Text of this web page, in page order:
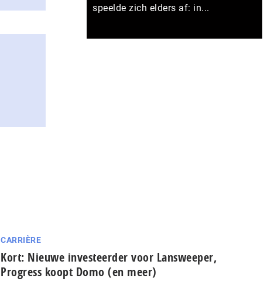
speelde zich elders af: in...
CARRIÈRE
Kort: Nieuwe investeerder voor Lansweeper,
Progress koopt Domo (en meer)